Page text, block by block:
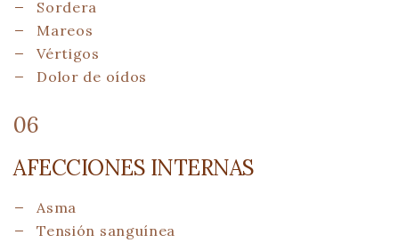
Sordera
Mareos
Vértigos
Dolor de oídos
06
AFECCIONES INTERNAS
Asma
Tensión sanguínea